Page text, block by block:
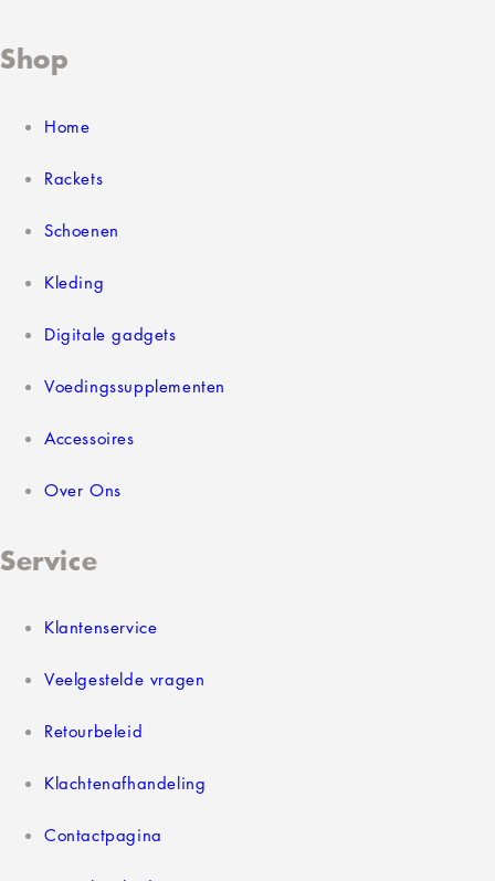
Shop
Home
Rackets
Schoenen
Kleding
Digitale gadgets
Voedingssupplementen
Accessoires
Over Ons
Service
Klantenservice
Veelgestelde vragen
Retourbeleid
Klachtenafhandeling
Contactpagina